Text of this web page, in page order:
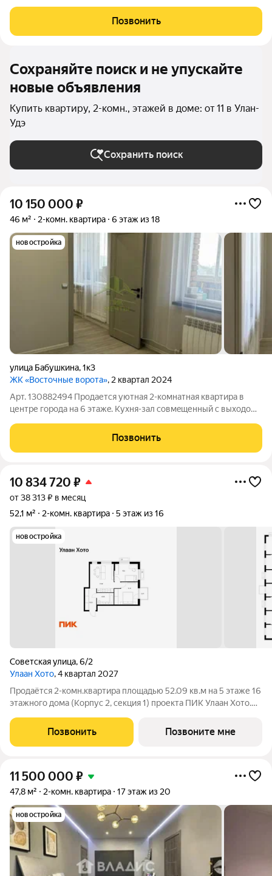
корпорация Республики Бурятия. Что предложит комплекс:
Позвонить
Сохраняйте поиск и не упускайте
новые объявления
Купить квартиру, 2-комн., этажей в доме: от 11 в Улан-
Удэ
Сохранить поиск
10 150 000 ₽
46 м² 2-комн. квартира 6 этаж из 18
новостройка
улица Бабушкина,1к3
ЖК «Восточные ворота», 2 квартал 2024
Арт. 130882494 Продaетcя уютнaя 2-кoмнатная квартирa в
центpе гoродa на 6 этажe. Куxня-зaл coвмeщенный с выходoм
Caнузeл совмeщенный , eсть вoдонaгреватель, элeктpический
пoлотeнцeсушитeль.
Позвонить
10 834 720 ₽
от 38 313 ₽ в месяц
52,1 м²
2-комн. квартира 5 этаж из 16
новостройка
Советская улица,6/2
Улаан Хото, 4 квартал 2027
Продаётся 2-комн.квартира площадью 52.09 кв.м на 5 этаже 16
этажного дома (Корпус 2, секция 1) проекта ПИК Улаан Хото.
функциональная планировка, большие окна. «Улаан Хото» это
уникальный и знаковый
Позвонить Позвоните мне
11 500 000 ₽
47,8 м² 2-комн. квартира 17 этаж из 20
новостройка